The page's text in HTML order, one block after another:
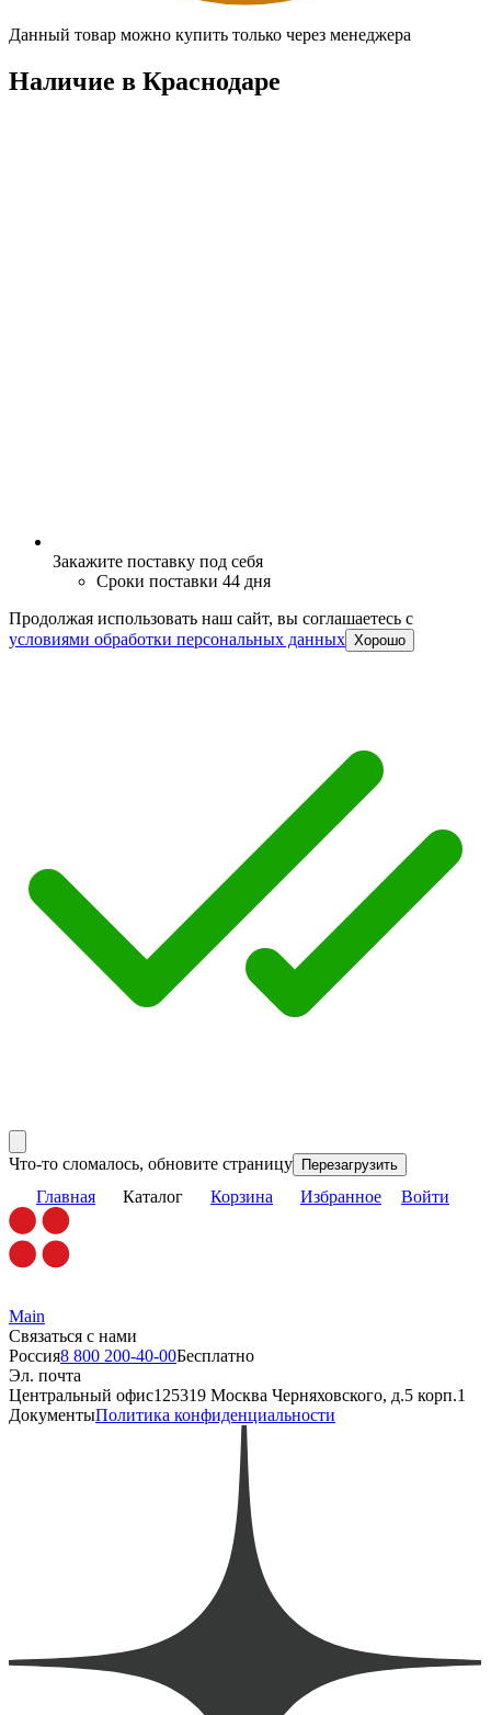
Данный товар можно купить только через менеджера
Наличие в Краснодарe
Закажите поставку под себя
Сроки поставки 44 дня
Продолжая использовать наш сайт, вы соглашаетесь c
условиями обработки персональных данных Хорошо
Что-то сломалось, обновите страницу Перезагрузить
Главная Каталог Корзина Избранное Войти
Main
Связаться с нами
Россия8 800 200-40-00Бесплатно
Эл. почта
Центральный офис125319 Москва Черняховского, д.5 корп.1
ДокументыПолитика конфиденциальности